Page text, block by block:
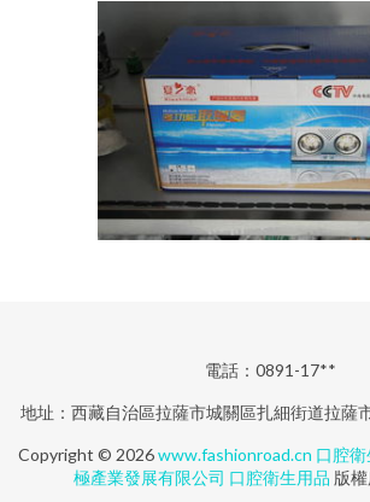
電話：0891-17**
地址：西藏自治區拉薩市城關區扎細街道拉薩
Copyright © 2026www.fashionroad.cn 口腔
極產業發展有限公司 口腔衛生用品 版